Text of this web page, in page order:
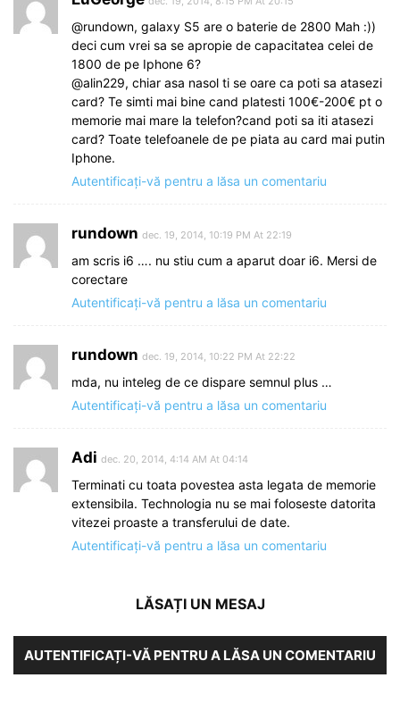
@rundown, galaxy S5 are o baterie de 2800 Mah :))
deci cum vrei sa se apropie de capacitatea celei de
1800 de pe Iphone 6?
@alin229, chiar asa nasol ti se oare ca poti sa atasezi
card? Te simti mai bine cand platesti 100€-200€ pt o
memorie mai mare la telefon?cand poti sa iti atasezi
card? Toate telefoanele de pe piata au card mai putin
Iphone.
Autentificați-vă pentru a lăsa un comentariu
rundown dec. 19, 2014, 10:19 PM At 22:19
am scris i6 …. nu stiu cum a aparut doar i6. Mersi de
corectare
Autentificați-vă pentru a lăsa un comentariu
rundown dec. 19, 2014, 10:22 PM At 22:22
mda, nu inteleg de ce dispare semnul plus …
Autentificați-vă pentru a lăsa un comentariu
Adi dec. 20, 2014, 4:14 AM At 04:14
Terminati cu toata povestea asta legata de memorie
extensibila. Technologia nu se mai foloseste datorita
vitezei proaste a transferului de date.
Autentificați-vă pentru a lăsa un comentariu
LĂSAȚI UN MESAJ
AUTENTIFICAȚI-VĂ PENTRU A LĂSA UN COMENTARIU